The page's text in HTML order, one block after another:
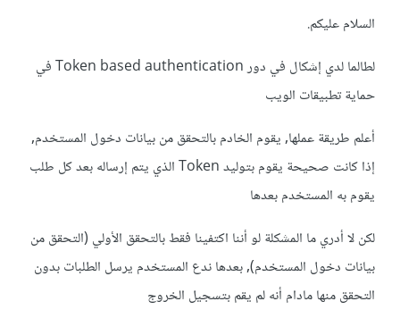
السلام عليكم.
لطالما لدي إشكال في دور Token based authentication في
حماية تطبيقات الويب
أعلم طريقة عملها, يقوم الخادم بالتحقق من بيانات دخول المستخدم,
إذا كانت صحيحة يقوم بتوليد Token الذي يتم إرساله بعد كل طلب
يقوم به المستخدم بعدها
لكن لا أدري ما المشكلة لو أننا اكتفينا فقط بالتحقق الأولي (التحقق من
بيانات دخول المستخدم), بعدها ندع المستخدم يرسل الطلبات بدون
التحقق منها مادام أنه لم يقم بتسجيل الخروج